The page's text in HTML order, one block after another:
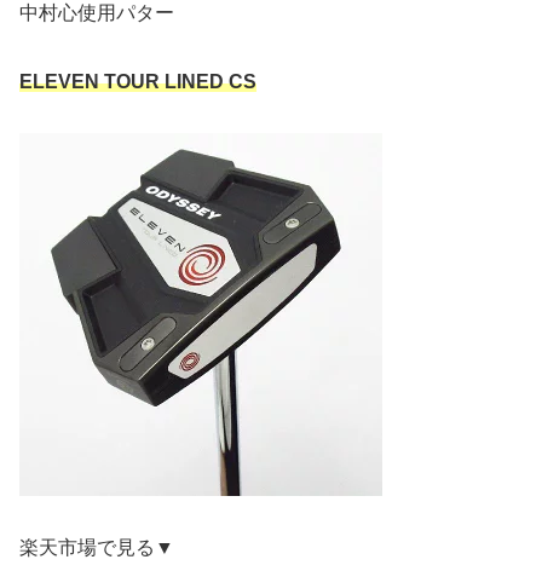
中村心使用パター
ELEVEN TOUR LINED CS
楽天市場で見る▼